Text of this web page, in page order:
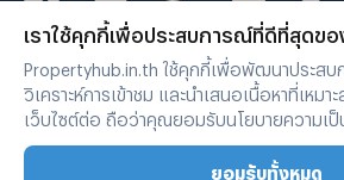
เราใช้คุกกี้เพื่อประสบการณ์ที่ดีที่สุดข
Propertyhub.in.th ใช้คุกกี้เพื่อพัฒนาประสบ
วิเคราะห์การเข้าชม และนำเสนอเนื้อหาที่เหมา
เว็บไซต์ต่อ ถือว่าคุณยอมรับนโยบายความเป็
ยอมรับทั้งหมด